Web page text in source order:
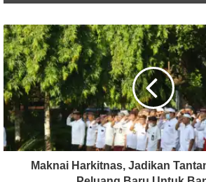
Maknai Harkitnas, Jadikan